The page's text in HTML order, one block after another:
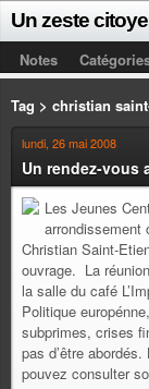
Un zeste
Notes
Tag > christian
lundi, 26 mai 2008
Un rendez-vous
Les Jeunes
arrondissement
Christian Saint-
ouvrage. La
la salle du café
Politique
subprimes, crises
pas d’être
pouvez consulter